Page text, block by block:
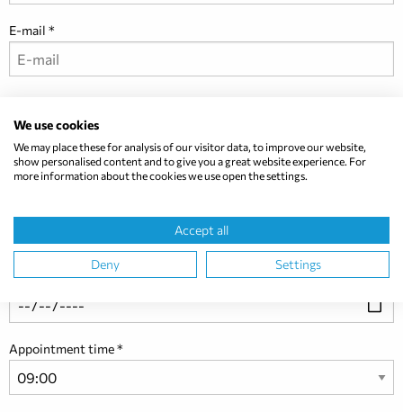
E-mail
Přeji si, abyste mě telefonicky kontaktovali
Požadovaný termín
Appointment time
We use cookies
We may place these for analysis of our visitor data, to improve our website,
show personalised content and to give you a great website experience. For
more information about the cookies we use open the settings.
Accept all
Deny Settings